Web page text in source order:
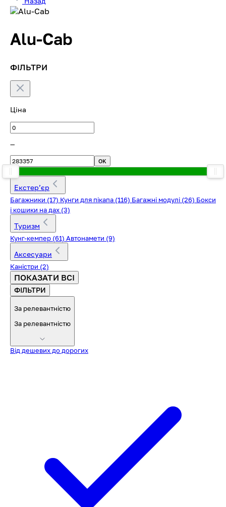
Alu-Cab
ФІЛЬТРИ
Ціна
—
OK
Екстерʼєр
Багажники (17) Кунги для пікапа (116) Багажні модулі (26) Бокси
і кошики на дах (3)
Туризм
Кунг-кемпер (61) Автонамети (9)
Аксесуари
Каністри (2)
ПОКАЗАТИ ВСІ
ФІЛЬТРИ
За релевантністю
За релевантністю
Від дешевих до дорогих